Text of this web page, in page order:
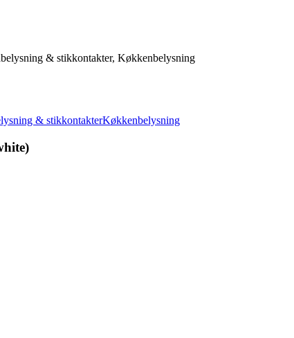
& stikkontakter, Køkkenbelysning
& stikkontakterKøkkenbelysning